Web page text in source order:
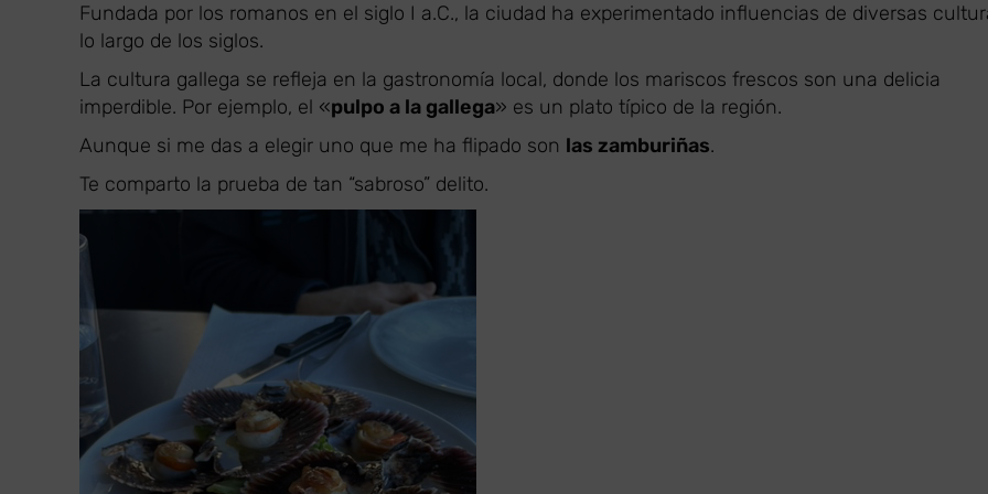
Fundada por los romanos en el siglo I a.C., la ciudad ha experimentado influencias de diversas
lo largo de los siglos.
La cultura gallega se refleja en la gastronomía local, donde los mariscos frescos son una delicia
imperdible. Por ejemplo, el «pulpo a la gallega» es un plato típico de la región.
Aunque si me das a elegir uno que me ha flipado son las zamburiñas.
Te comparto la prueba de tan “sabroso” delito.